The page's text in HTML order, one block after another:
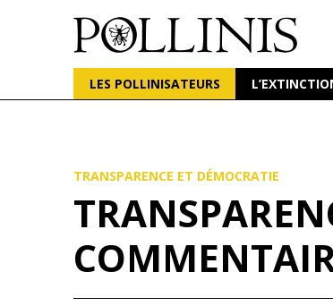
POLLINIS
LES POLLINISATEURS
TRANSPARENCE ET DÉMOCRATIE